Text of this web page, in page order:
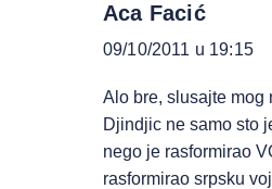
Aca Facić
09/10/2011 u 19:15
Alo bre, slusajte mog
Djindjic ne samo sto
nego je rasformirao
rasformirao srpsku